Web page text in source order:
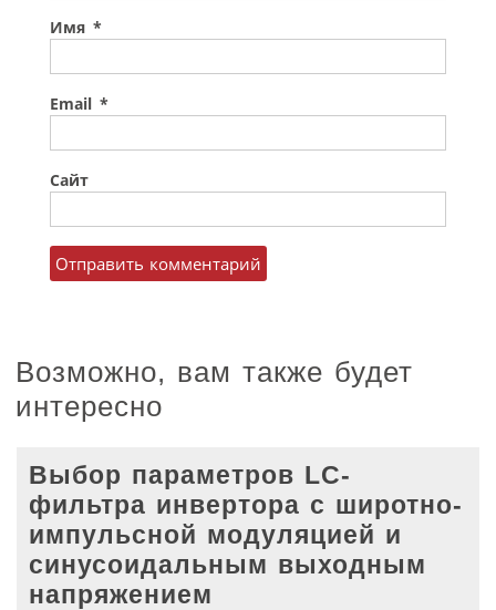
Имя *
Email *
Сайт
Возможно, вам также будет
интересно
Выбор параметров LC-
фильтра инвертора с широтно-
импульсной модуляцией и
синусоидальным выходным
напряжением